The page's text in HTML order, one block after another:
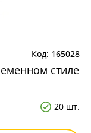
165028
стиле
20 шт.